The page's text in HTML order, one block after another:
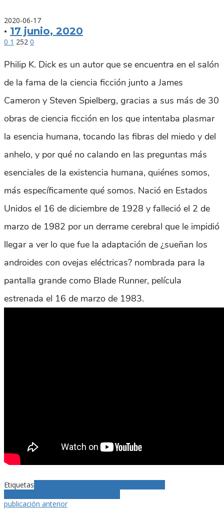
2020-06-17
· 17 junio, 2020
0 1 252 0
Philip K. Dick es un autor que se encuentra en el salón
de la fama de la ciencia ficción junto a James
Cameron y Steven Spielberg, gracias a sus más de 30
obras de ciencia ficción en los que intentaba plasmar
la esencia humana, tocando las fibras del miedo y del
anhelo, y por qué no calando en las preguntas más
esenciales de la existencia humana, quiénes somos,
más específicamente qué somos. Nació en Estados
Unidos el 16 de diciembre de 1928 y falleció el 2 de
marzo de 1982 por un derrame cerebral que le impidió
llegar a ver lo que fue la adaptación de ¿sueñan los
androides con ovejas eléctricas? nombrada para la
pantalla grande como Blade Runner, película
estrenada el 16 de marzo de 1983.
Etiquetas
publicación anterior